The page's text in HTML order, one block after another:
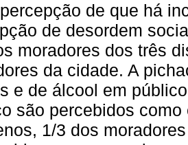
de que há
de desordem
moradores dos três
da cidade. A
e de álcool em
são percebidos
1/3 dos